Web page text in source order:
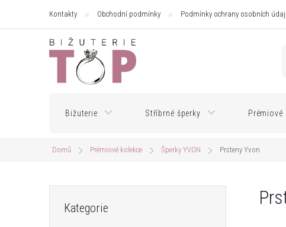
Kontakty Obchodní podmínky Podmínky ochrany osobních
Bižuterie Stříbrné šperky Prémiové
Domů Prémiové kolekce Šperky YVON Prsteny Yvon
kategorie
Kategorie